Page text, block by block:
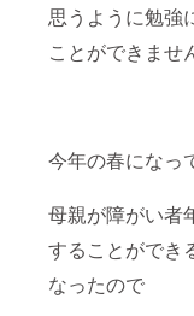
思うように勉強
ことができませ
今年の春になっ
母親が障がい者
することができ
なったので